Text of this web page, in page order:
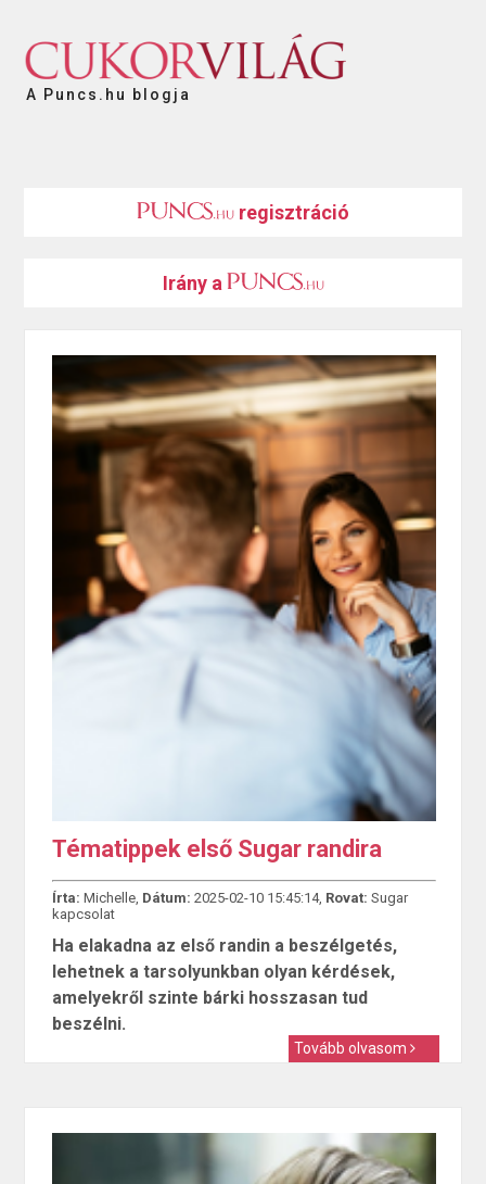
A Puncs.hu blogja
regisztráció
Irány a
Tématippek első Sugar randira
Írta: Michelle, Dátum: 2025-02-10 15:45:14, Rovat: Sugar
kapcsolat
Ha elakadna az első randin a beszélgetés,
lehetnek a tarsolyunkban olyan kérdések,
amelyekről szinte bárki hosszasan tud
beszélni.
Tovább olvasom